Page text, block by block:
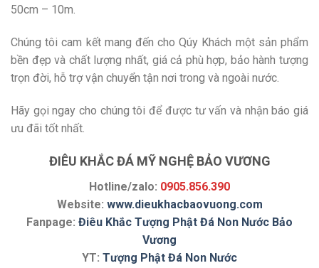
50cm – 10m.
Chúng tôi cam kết mang đến cho Qúy Khách một sản phẩm
bền đẹp và chất lượng nhất, giá cả phù hợp, bảo hành tượng
trọn đời, hỗ trợ vận chuyển tận nơi trong và ngoài nước.
Hãy gọi ngay cho chúng tôi để được tư vấn và nhận báo giá
ưu đãi tốt nhất.
ĐIÊU KHẮC ĐÁ MỸ NGHỆ BẢO VƯƠNG
Hotline/zalo: 0905.856.390
Website: www.dieukhacbaovuong.com
Fanpage: Điêu Khắc Tượng Phật Đá Non Nước Bảo
Vương
YT: Tượng Phật Đá Non Nước